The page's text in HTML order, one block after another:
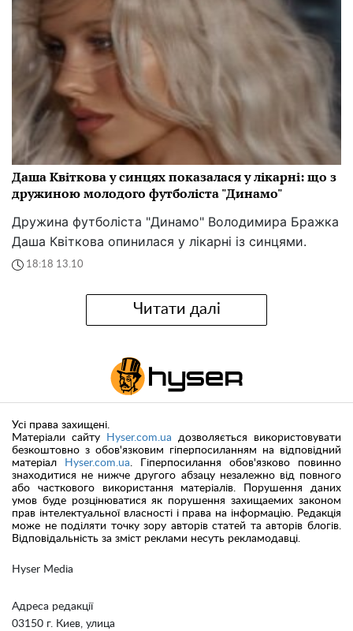
Даша Квіткова у синцях показалася у лікарні: що з
дружиною молодого футболіста "Динамо"
Дружина футболіста "Динамо" Володимира Бражка
Даша Квіткова опинилася у лікарні із синцями.
18:18 13.10
Читати далі
Hyser Media
Адреса редакції
03150 г. Киев, улица
Усі права захищені.
Матеріали сайту
Hyser.com.ua дозволяється використовувати
безкоштовно з обов'язковим гіперпосиланням на відповідний
матеріал
Hyser.com.ua. Гіперпосилання обов'язково повинно
знаходитися не нижче другого абзацу незалежно від повного
або часткового використання матеріалів. Порушення даних
умов буде розцінюватися як порушення захищаемих законом
прав інтелектуальної власності і права на інформацію. Редакція
може не поділяти точку зору авторів статей та авторів блогів.
Відповідальність за зміст реклами несуть рекламодавці.